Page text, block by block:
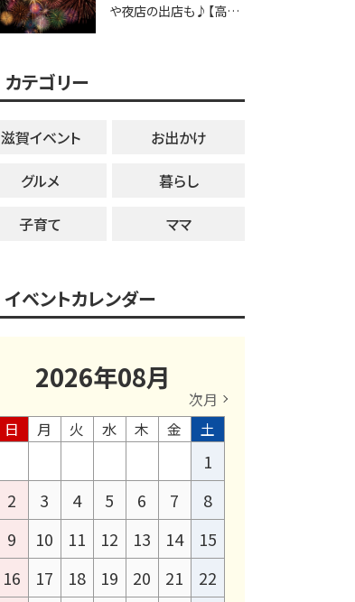
や夜店の出店も♪【高宮
カテゴリー
滋賀イベント
お出かけ
グルメ
暮らし
子育て
ママ
イベントカレンダー
2026年08月
次月
日
月 火 水 木 金 土
1
2
3 4 5 6 7
8
9
10 11 12 13 14
15
16
17 18 19 20 21
22